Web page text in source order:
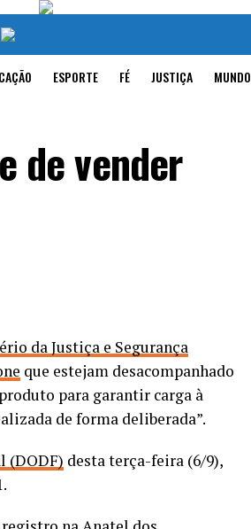
ESPORTE FÉ JUSTIÇA MUNDO
de vender
da Justiça e Segurança
que estejam desacompanhado
para garantir carga à
de forma deliberada”.
(DODF) desta terça-feira (6/9),